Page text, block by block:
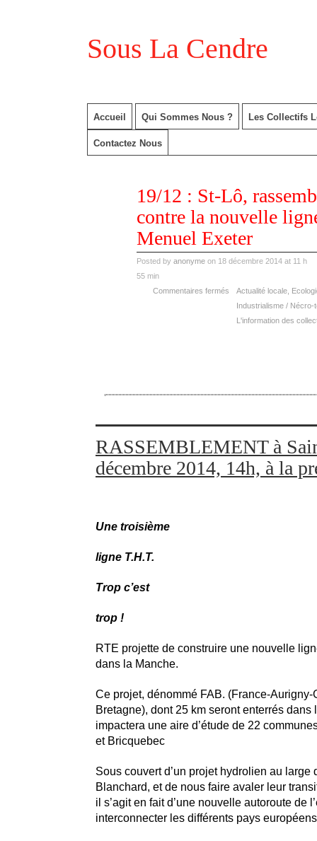
Sous La Cendre
Accueil Qui Sommes Nous ? Les Collectifs
Contactez Nous
19/12 : St-Lô,
contre la nouvelle
Menuel Exeter
Posted by anonymeon 18 décembre 2014 at 11 h
55 min
Actualité locale,
Industrialisme / Nécro-
L'information des
Commentaires fermés
RASSEMBLEMENT à
décembre 2014, 14h, à la
Une troisième
ligne T.H.T.
Trop c’est
trop !
RTE projette de construire une nouvelle
dans la Manche.
Ce projet, dénommé FAB. (France-Aurigny-
Bretagne), dont 25 km seront enterrés dans
impactera une aire d’étude de 22
et Bricquebec
Sous couvert d’un projet hydrolien au large
Blanchard, et de nous faire avaler leur
il s’agit en fait d’une nouvelle autoroute de
interconnecter les différents pays